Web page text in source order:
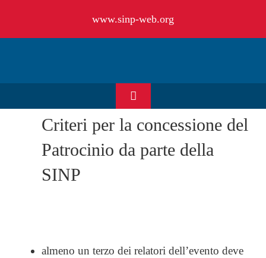
www.sinp-web.org
Toggle
HOME
CHI SIAMO
OFFERTE DI LAVORO
Criteri per la concessione del
Patrocinio da parte della
SINP
almeno un terzo dei relatori dell’evento deve